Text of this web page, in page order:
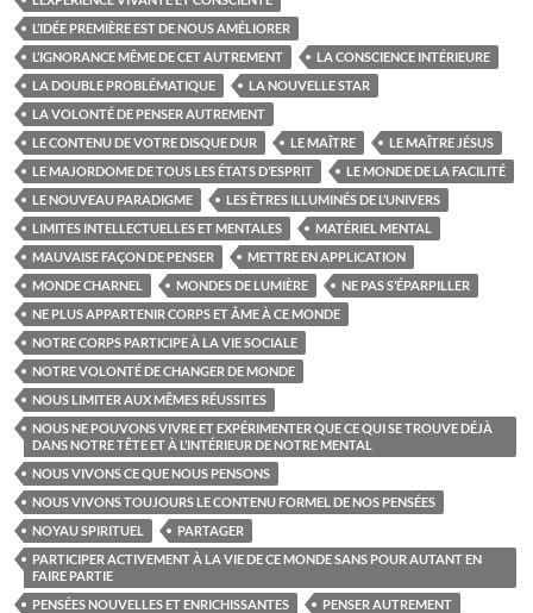
L’IDÉE PREMIÈRE EST DE NOUS AMÉLIORER
L’IGNORANCE MÊME DE CET AUTREMENT
LA CONSCIENCE INTÉRIEURE
LA DOUBLE PROBLÉMATIQUE
LA NOUVELLE STAR
LA VOLONTÉ DE PENSER AUTREMENT
LE CONTENU DE VOTRE DISQUE DUR
LE MAÎTRE
LE MAÎTRE JÉSUS
LE MAJORDOME DE TOUS LES ÉTATS D’ESPRIT
LE MONDE DE LA FACILITÉ
LE NOUVEAU PARADIGME
LES ÊTRES ILLUMINÉS DE L’UNIVERS
LIMITES INTELLECTUELLES ET MENTALES
MATÉRIEL MENTAL
MAUVAISE FAÇON DE PENSER
METTRE EN APPLICATION
MONDE CHARNEL
MONDES DE LUMIÈRE
NE PAS S’ÉPARPILLER
NE PLUS APPARTENIR CORPS ET ÂME À CE MONDE
NOTRE CORPS PARTICIPE À LA VIE SOCIALE
NOTRE VOLONTÉ DE CHANGER DE MONDE
NOUS LIMITER AUX MÊMES RÉUSSITES
NOUS NE POUVONS VIVRE ET EXPÉRIMENTER QUE CE QUI SE TROUVE DÉJÀ
DANS NOTRE TÊTE ET À L’INTÉRIEUR DE NOTRE MENTAL
NOUS VIVONS CE QUE NOUS PENSONS
NOUS VIVONS TOUJOURS LE CONTENU FORMEL DE NOS PENSÉES
NOYAU SPIRITUEL
PARTAGER
PARTICIPER ACTIVEMENT À LA VIE DE CE MONDE SANS POUR AUTANT EN
FAIRE PARTIE
PENSÉES NOUVELLES ET ENRICHISSANTES
PENSER AUTREMENT